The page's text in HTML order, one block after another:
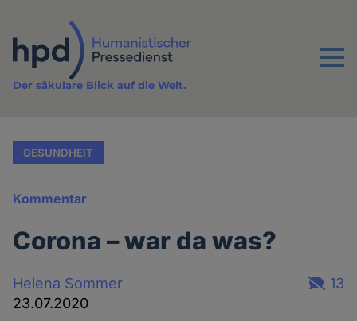
Inhalt
Menu
Der säkulare Blick auf die Welt.
GESUNDHEIT
Kommentar
Corona – war da was?
Helena Sommer
23.07.2020
13